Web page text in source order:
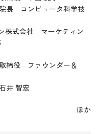
長 コンピュータ科学技
株式会社 マーケティン
締役 ファウンダー＆
井 智宏
ほか